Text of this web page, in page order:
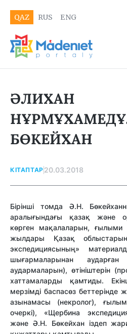
QAZ RUS ENG
ӘЛИХАН
БӨКЕЙХАН
КІТАПТАР 20.03.2018
Бірінші томда Ә.Н.
аралығындағы қазақ және
көрген мақалаларын, ғылыми
жылдары Қазақ
экспедициясының»
шығармаларынан аударған
аудармаларын), өтініштерін
хаттамаларды қамтиды.
мерзімді баспасөз беттерінде
азынамасы (некролог),
очеркі), «Щербина
және Ә.Н. Бөкейхан іздеп